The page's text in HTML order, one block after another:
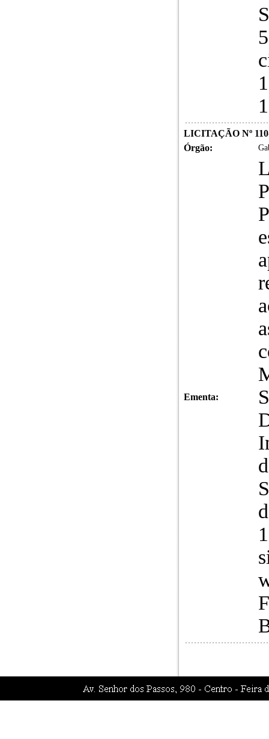
LICITAÇÃO Nº
Órgão:
Ementa: